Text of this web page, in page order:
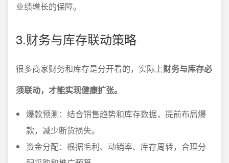
业绩增长的保障。
3.财务与库存联动策略
很多商家财务和库存是分开看的，实际上财务与库存必
须联动，才能实现健康扩张。
爆款预测：结合销售趋势和库存数据，提前布局爆
款，减少断货损失。
资金分配：根据毛利、动销率、库存周转，合理分